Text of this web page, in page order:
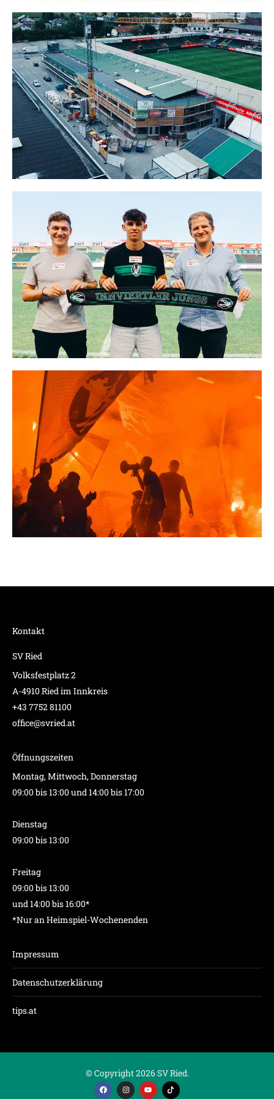
Kontakt
SV Ried
Volksfestplatz 2
A-4910 Ried im Innkreis
+43 7752 81100
office@svried.at
Öffnungszeiten
Montag, Mittwoch, Donnerstag
09:00 bis 13:00 und 14:00 bis 17:00
Dienstag
09:00 bis 13:00
Freitag
09:00 bis 13:00
und 14:00 bis 16:00*
*Nur an Heimspiel-Wochenenden
Impressum
Datenschutzerklärung
tips.at
© Copyright 2026 SV Ried.